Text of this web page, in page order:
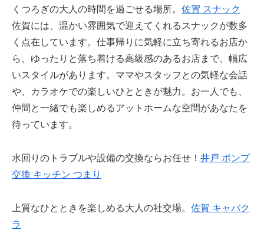
くつろぎの大人の時間を過ごせる場所。 佐賀 スナック
佐賀には、温かい雰囲気で迎えてくれるスナックが数多
く点在しています。仕事帰りに気軽に立ち寄れるお店か
ら、ゆったりと落ち着ける高級感のあるお店まで、幅広
いスタイルがあります。ママやスタッフとの気軽な会話
や、カラオケでの楽しいひとときが魅力。お一人でも、
仲間と一緒でも楽しめるアットホームな空間があなたを
待っています。
水回りのトラブルや設備の交換ならお任せ！ 井戸 ポンプ
交換 キッチン つまり
上質なひとときを楽しめる大人の社交場。 佐賀 キャバク
ラ